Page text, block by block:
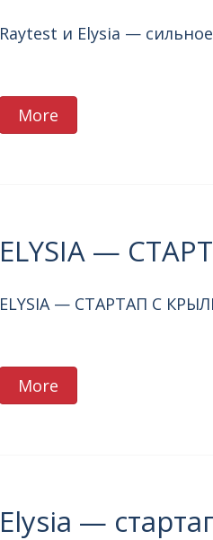
Raytest и Elysia —
More
ELYSIA —
ELYSIA — СТАРТАП С
More
Elysia —